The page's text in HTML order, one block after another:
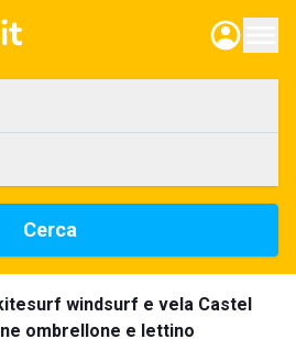
Cerca
windsurf e vela Castel
ombrellone e lettino